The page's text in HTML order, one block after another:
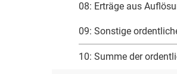
08: Erträge aus
09: Sonstige
10: Summe der